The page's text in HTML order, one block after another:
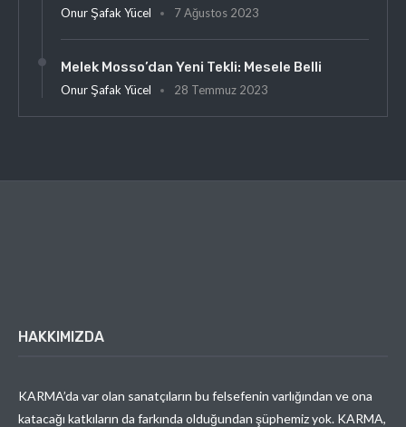
Onur Şafak Yücel 7 Ağustos 2023
Melek Mosso’dan Yeni Tekli: Mesele Belli
Onur Şafak Yücel 28 Temmuz 2023
HAKKIMIZDA
KARMA’da var olan sanatçıların bu felsefenin varlığından ve ona
katacağı katkıların da farkında olduğundan şüphemiz yok. KARMA,